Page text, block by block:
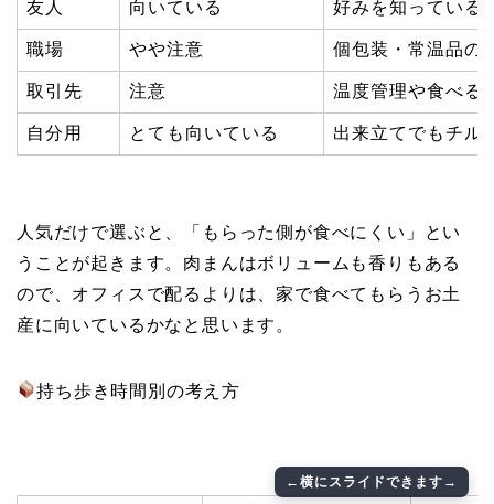
友人 向いている 好みを知っている
職場 やや注意 個包装・常温品の
取引先 注意 温度管理や食べる
自分用 とても向いている 出来立てでもチル
人気だけで選ぶと、「もらった側が食べにくい」とい
うことが起きます。肉まんはボリュームも香りもある
ので、オフィスで配るよりは、家で食べてもらうお土
産に向いているかなと思います。
持ち歩き時間別の考え方